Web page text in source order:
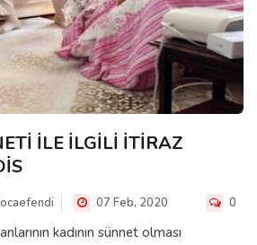
İLE İLGİLİ İTİRAZ
07 Feb, 2020 0
kadının sünnet olması